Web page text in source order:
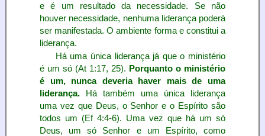
e é um resultado da necessidade. Se não
houver necessidade, nenhuma liderança poderá
ser manifestada. O ambiente forma e constitui a
liderança.
Há uma única liderança já que o ministério
é um só (At 1:17, 25). Porquanto o ministério
é um, nunca deveria haver mais de uma
liderança.
Há também uma única liderança
uma vez que Deus, o Senhor e o Espírito são
todos um (Ef 4:4-6). Uma vez que há um só
Deus, um só Senhor e um Espírito, como